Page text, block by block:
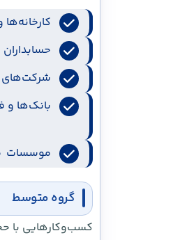
شرکت‌های
بانک‌ها و
موسسات
گروه متوسط
کسب‌وکارهایی با